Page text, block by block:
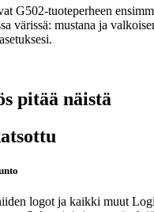
G502-tuoteperheen
värissä: mustana ja
pitää näistä
logot ja kaikki muut